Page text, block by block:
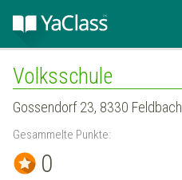
Volksschule
Gossendorf 23, 8330 Feldbach
Gesammelte Punkte:
0